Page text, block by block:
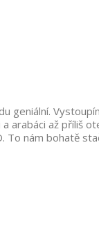
geniální.
arabáci až příliš
To nám bohatě